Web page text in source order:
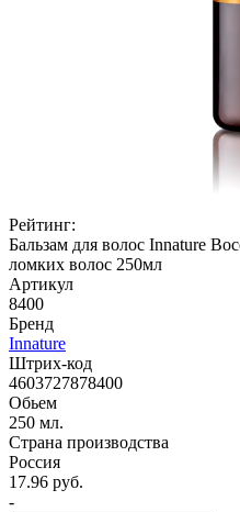
Рейтинг:
Бальзам для волос Innature
ломких волос 250мл
Артикул
8400
Бренд
Innature
Штрих-код
4603727878400
Обьем
250 мл.
Страна производства
Россия
17.96 руб.
-